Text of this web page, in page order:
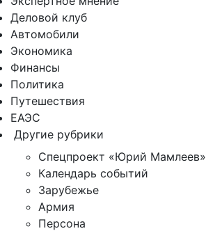
Деловой клуб
Автомобили
Экономика
Финансы
Политика
Путешествия
ЕАЭС
Другие рубрики
Спецпроект «Юрий Мамлеев»
Календарь событий
Зарубежье
Армия
Персона